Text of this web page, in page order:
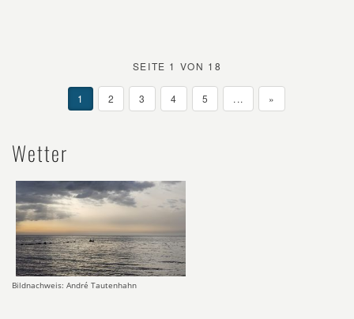
SEITE 1 VON 18
1 2 3 4 5 ... »
Wetter
Bildnachweis: André Tautenhahn